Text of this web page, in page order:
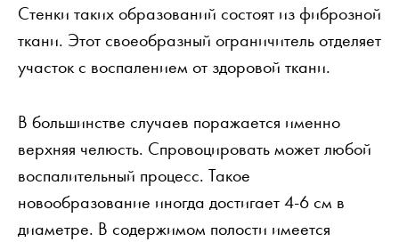
Стенки таких образований состоят из фиброзной
ткани. Этот своеобразный ограничитель отделяет
участок с воспалением от здоровой ткани.
В большинстве случаев поражается именно
верхняя челюсть. Спровоцировать может любой
воспалительный процесс. Такое
новообразование иногда достигает 4-6 см в
диаметре. В содержимом полости имеется